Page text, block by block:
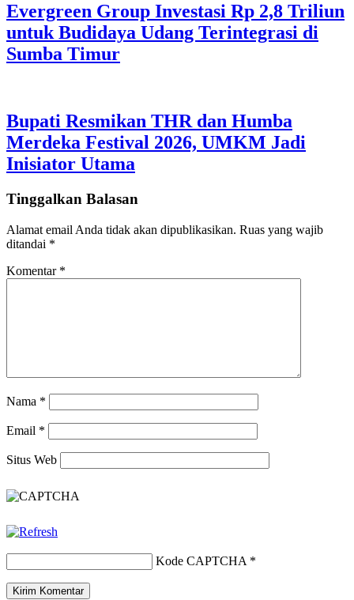
Evergreen Group Investasi Rp 2,8 Triliun
untuk Budidaya Udang Terintegrasi di
Sumba Timur
Bupati Resmikan THR dan Humba
Merdeka Festival 2026, UMKM Jadi
Inisiator Utama
Tinggalkan Balasan
Alamat email Anda tidak akan dipublikasikan. Ruas yang wajib
ditandai *
Komentar *
Nama *
Email *
Situs Web
Kode CAPTCHA *